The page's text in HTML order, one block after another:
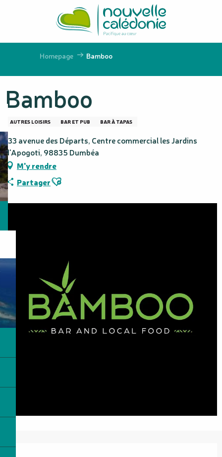
principal
Homepage Bamboo
Bamboo
AUTRES LOISIRS BAR ET PUB BAR À TAPAS
133 avenue des Départs, Centre commercial les Jardins
d'Apogoti, 98835 Dumbéa
M'y rendre
PartagerAjouter aux favoris
Ouverture et coordonnées